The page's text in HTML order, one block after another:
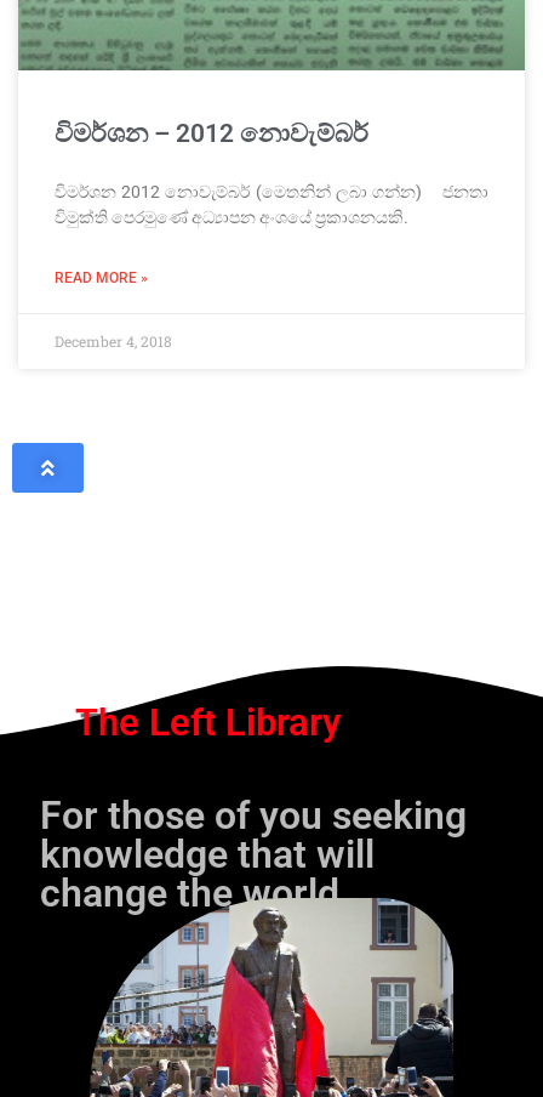
විමර්ශන – 2012 නොවැම්බර්
විමර්ශන 2012 නොවැම්බර් (මෙතනින් ලබා ගන්න) ජනතා
විමුක්ති පෙරමුණේ අධ්‍යාපන අංශයේ ප්‍රකාශනයකි.
READ MORE »
December 4, 2018
The Left Library
For those of you seeking
knowledge that will
change the world